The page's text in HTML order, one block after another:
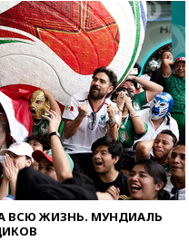
22:28Бессент
скорое
о прекращении
США и Ирана
22:15Три человека
ножевые ранения
нападении в Чехии
вчера, 22:00 Путин поручил
средства на новые
для Белгородской
ВСЮ ЖИЗНЬ. МУНДИАЛЬ